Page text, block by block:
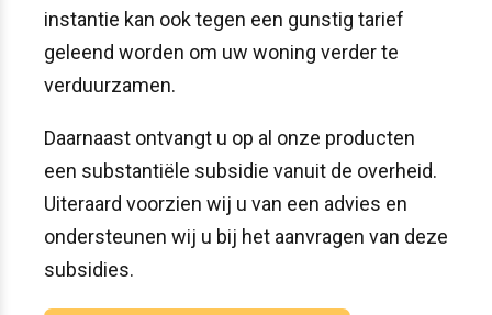
instantie kan ook tegen een gunstig tarief
geleend worden om uw woning verder te
verduurzamen.
Daarnaast ontvangt u op al onze producten
een substantiële subsidie vanuit de overheid.
Uiteraard voorzien wij u van een advies en
ondersteunen wij u bij het aanvragen van deze
subsidies.